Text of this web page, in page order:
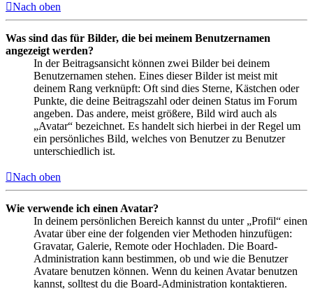
Nach oben
Was sind das für Bilder, die bei meinem Benutzernamen
angezeigt werden?
In der Beitragsansicht können zwei Bilder bei deinem
Benutzernamen stehen. Eines dieser Bilder ist meist mit
deinem Rang verknüpft: Oft sind dies Sterne, Kästchen oder
Punkte, die deine Beitragszahl oder deinen Status im Forum
angeben. Das andere, meist größere, Bild wird auch als
„Avatar“ bezeichnet. Es handelt sich hierbei in der Regel um
ein persönliches Bild, welches von Benutzer zu Benutzer
unterschiedlich ist.
Nach oben
Wie verwende ich einen Avatar?
In deinem persönlichen Bereich kannst du unter „Profil“ einen
Avatar über eine der folgenden vier Methoden hinzufügen:
Gravatar, Galerie, Remote oder Hochladen. Die Board-
Administration kann bestimmen, ob und wie die Benutzer
Avatare benutzen können. Wenn du keinen Avatar benutzen
kannst, solltest du die Board-Administration kontaktieren.